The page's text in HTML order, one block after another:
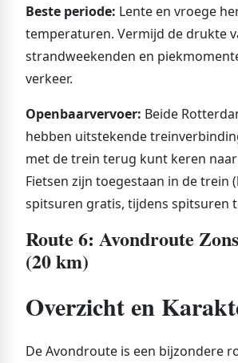
Beste periode: Lente en vroege
temperaturen. Vermijd de drukte
strandweekenden en
verkeer.
Openbaarvervoer: Beide
hebben uitstekende
met de trein terug kunt keren
Fietsen zijn toegestaan in de trein
spitsuren gratis, tijdens spitsuren
Route 6: Avondroute
(20 km)
Overzicht en
De Avondroute is een bijzondere